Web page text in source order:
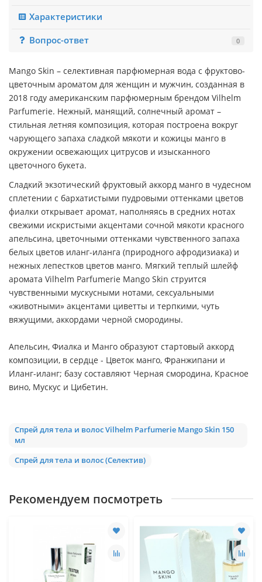
Характеристики
Вопрос-ответ
0
Mango Skin – селективная парфюмерная вода с фруктово-
цветочным ароматом для женщин и мужчин, созданная в
2018 году американским парфюмерным брендом Vilhelm
Parfumerie. Нежный, манящий, солнечный аромат –
стильная летняя композиция, которая построена вокруг
чарующего запаха сладкой мякоти и кожицы манго в
окружении освежающих цитрусов и изысканного
цветочного букета.
Сладкий экзотический фруктовый аккорд манго в чудесном
сплетении с бархатистыми пудровыми оттенками цветов
фиалки открывает аромат, наполняясь в средних нотах
свежими искристыми акцентами сочной мякоти красного
апельсина, цветочными оттенками чувственного запаха
белых цветов иланг-иланга (природного афродизиака) и
нежных лепестков цветов манго. Мягкий теплый шлейф
аромата Vilhelm Parfumerie Mango Skin струится
чувственными мускусными нотами, сексуальными
«животными» акцентами циветты и терпкими, чуть
вяжущими, аккордами черной смородины.
Апельсин, Фиалка и Манго образуют стартовый аккорд
композиции, в сердце - Цветок манго, Франжипани и
Иланг-иланг; базу составляют Черная смородина, Красное
вино, Мускус и Цибетин.
Спрей для тела и волос Vilhelm Parfumerie Mango Skin 150
мл
Спрей для тела и волос (Селектив)
Рекомендуем посмотреть